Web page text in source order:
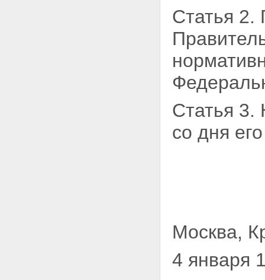
Статья 2.
Статья 3.
со дня
Москва,
4 января